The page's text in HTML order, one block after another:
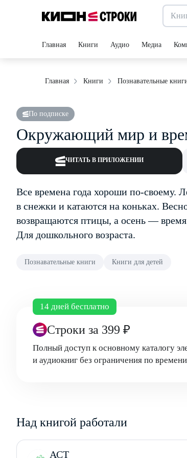
Главная Книги Аудио Медиа
Главная Книги Познавательные
По подписке
Окружающий мир и
ЧИТАТЬ В ПРИЛОЖЕНИИ
Все времена года хороши по-своему.
в снежки и катаются на коньках.
возвращаются птицы, а осень —
Для дошкольного возраста.
Познавательные книги Книги для детей
14 дней бесплатно
Строки за 399 ₽
Полный доступ к основному каталогу
и аудиокниг без ограничения по времени
Над книгой работали
АСТ